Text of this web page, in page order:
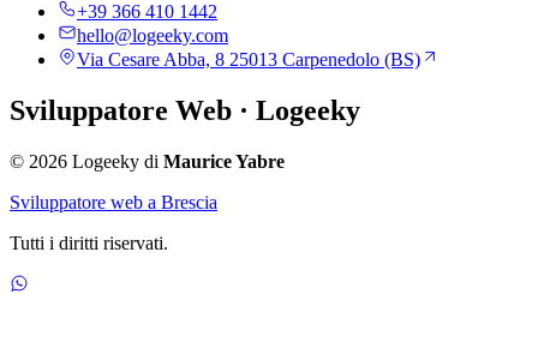
+39 366 410 1442
hello@logeeky.com
Via Cesare Abba, 8 25013 Carpenedolo (BS)
Sviluppatore Web · Logeeky
© 2026 Logeeky di Maurice Yabre
Sviluppatore web a Brescia
Tutti i diritti riservati.